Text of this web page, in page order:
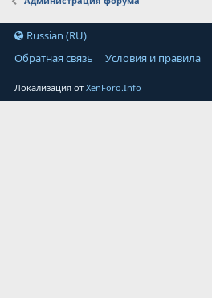
Russian (RU)
Обратная связь
Условия и правила
Локализация отXenForo.Info